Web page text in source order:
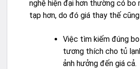
nghệ hiện đại hơn thường có bo
tạp hơn, do đó giá thay thế
Việc tìm kiếm đúng
tương thích cho tủ
ảnh hưởng đến giá cả.